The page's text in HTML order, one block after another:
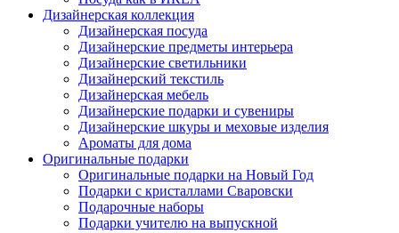
Дизайнерская коллекция
Дизайнерская посуда
Дизайнерские предметы интерьера
Дизайнерские светильники
Дизайнерский текстиль
Дизайнерская мебель
Дизайнерские подарки и сувениры
Дизайнерские шкуры и меховые изделия
Ароматы для дома
Оригинальные подарки
Оригинальные подарки на Новый Год
Подарки с кристаллами Сваровски
Подарочные наборы
Подарки учителю на выпускной